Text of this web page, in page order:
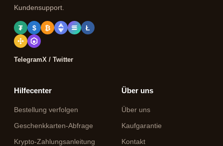
Kundensupport.
₮ $ ₿ Ł
TelegramX / Twitter
Hilfecenter
Bestellung verfolgen
Geschenkkarten-Abfrage
Krypto-Zahlungsanleitung
Über uns
Über uns
Kaufgarantie
Kontakt